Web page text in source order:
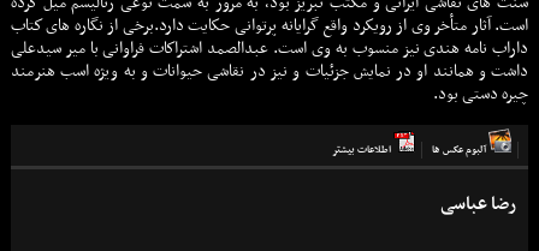
است. آثار متأخر وی از رویكرد واقع گرایانه پرتوانی حكایت دارد.برخی از نگاره های كتاب
داراب نامه هندی نیز منسوب به وی است. عبدالصمد اشتراكات فراوانی با میر سیدعلی
داشت و همانند او در نمایش جزئیات و نیز در نقاشی حیوانات و به ویژه اسب هنرمند
چیره دستی بود.
آلبوم عكس ها اطلاعات بيشتر
رضا عباسی